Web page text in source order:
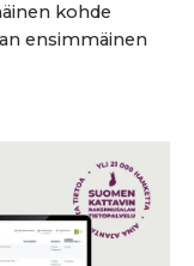
kohde
ensimmäinen